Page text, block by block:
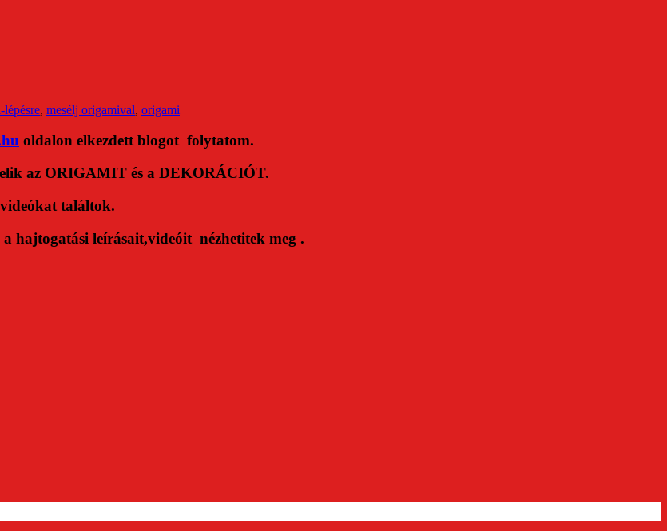
lépésre, mesélj origamival, origami
oldalon elkezdett blogot folytatom.
az ORIGAMIT és a DEKORÁCIÓT.
találtok.
hajtogatási leírásait,videóit nézhetitek meg .